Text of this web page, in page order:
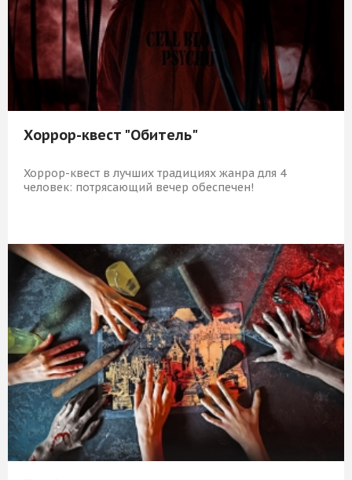
Хоррор-квест "Обитель"
Хоррор-квест в лучших традициях жанра для 4
человек: потрясающий вечер обеспечен!
5 919 Р КУПИТЬ